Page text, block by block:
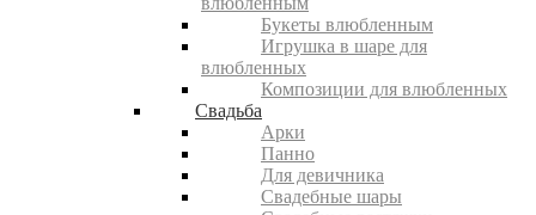
Букеты влюбленным
Игрушка в шаре для
влюбленных
Композиции для влюбленных
Свадьба
Арки
Панно
Для девичника
Свадебные шары